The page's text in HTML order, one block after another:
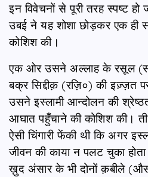
इन विवेचनों से पूरी तरह स्पष्ट हो
उबई ने यह शोशा छोड़कर एक ही
कोशिश की।
एक ओर उसने अल्लाह के रसूल
बक्र सिद्दीक़ (रज़ि०) की इज़्ज़त
उसने इस्लामी आन्दोलन की
आघात पहुँचाने की कोशिश की।
ऐसी चिंगारी फेंकी थी कि अगर
जीवन की काया न पलट चुका
ख़ुद अंसार के भी दोनों क़बीले